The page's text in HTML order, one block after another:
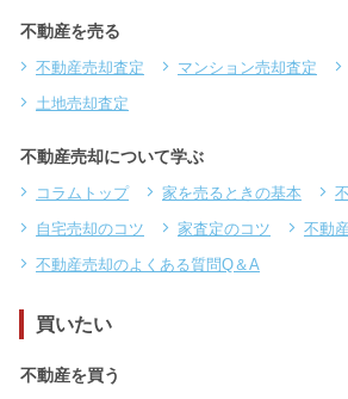
不動産を売る
不動産売却査定 マンション売却査定
土地売却査定
不動産売却について学ぶ
コラムトップ 家を売るときの基本
自宅売却のコツ
家査定のコツ
不動
不動産売却のよくある質問Q＆A
買いたい
不動産を買う